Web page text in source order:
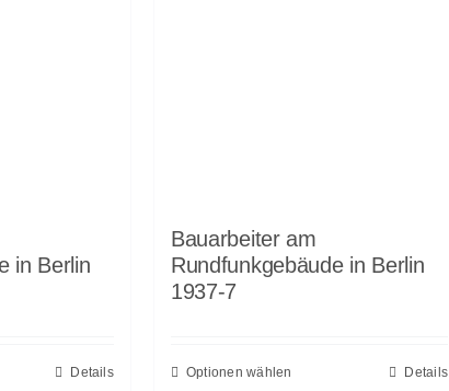
in Berlin
Details
Bauarbeiter am
Rundfunkgebäude in Berlin
1937-7
Optionen wählen Details